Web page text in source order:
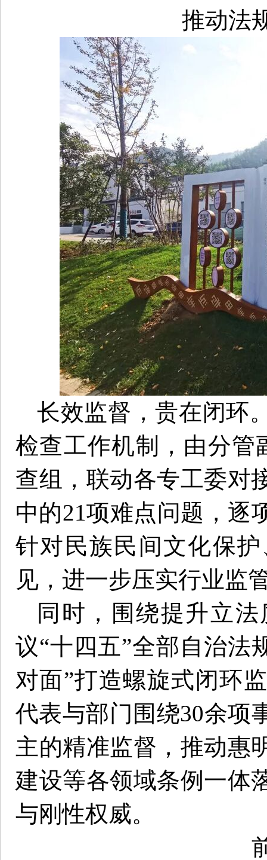
推动法
长效监督，贵在闭环
检查工作机制，由分管
查组，联动各专工委对
中的21项难点问题，逐
针对民族民间文化保
见，进一步压实行业监
同时，围绕提升立
议“十四五”全部自治法
对面”打造螺旋式闭环
代表与部门围绕30余项
主的精准监督，推动惠
建设等各领域条例一体
与刚性权威。